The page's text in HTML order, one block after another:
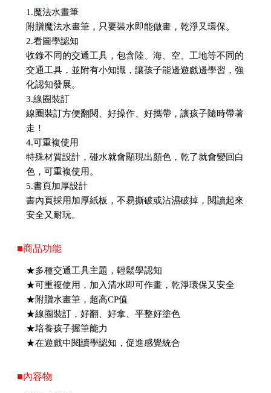
1.魔法水畫筆
附贈魔法水畫筆，只要裝水即能做畫，乾淨又環保。
2.看圖學認知
收錄不同的交通工具，包含陸、海、空、工地等不同的
交通工具，並附有小知識，讓孩子能邊遊戲邊學習，強
化認知發展。
3.線圈裝訂
線圈裝訂方便翻閱、好操作、好攜帶，讓孩子隨時帶著
走！
4.可重複使用
特殊材質設計，碰水就會顯現出顏色，乾了就會變回白
色，可重複使用。
5.書頁加厚設計
書內頁採用加厚紙板，不易撕破或沾濕破掉，閱讀起來
安全又耐玩。
■商品功能
★多種交通工具主題，輕鬆學認知
★可重複使用，加入清水即可作畫，乾淨環保又安全
★附贈水畫筆，超高CP值
★線圈裝訂，好翻、好拿、平整好塗色
★培養孩子握筆能力
★在遊戲中閱讀學認知，促進感覺統合
■內容物